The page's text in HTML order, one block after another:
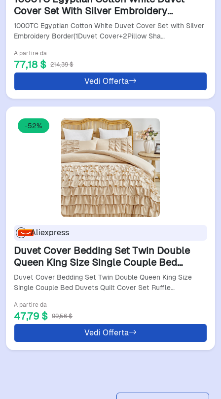
Cover Set With Silver Embroidery
Border(1Duvet Cover+2Pillow Shams)Soft
Breathable
1000TC Egyptian Cotton White Duvet Cover Set with Silver
Embroidery Border(1Duvet Cover+2Pillow Sha…
A partire da
77,18 $ 214,39 $
Vedi Offerta
-52%
Aliexpress
Duvet Cover Bedding Set Twin Double
Queen King Size Single Couple Bed
Duvets Quilt Cover Set Ruffles Princess
Bed Linen 220X240
Duvet Cover Bedding Set Twin Double Queen King Size
Single Couple Bed Duvets Quilt Cover Set Ruffle…
A partire da
47,79 $ 99,56 $
Vedi Offerta